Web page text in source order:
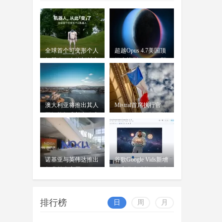
07-17
wangjing
OpenAI前女CTO创业发布首款
AI模型：借鉴中
穆拉蒂凤凰网科技讯 北京时间7月
16日，据《华尔街日报》报道，
OpenAI前首席技术官米拉
全球首个可变形个人
元T1
超越Opus 4.7美国顶
将发
澳大利亚将推出其人
内设
Mistral首席执行官
电力
诺基亚与英伟达推出
RAN平台
谷歌Google Vids新增
可
排行榜 日 周 月